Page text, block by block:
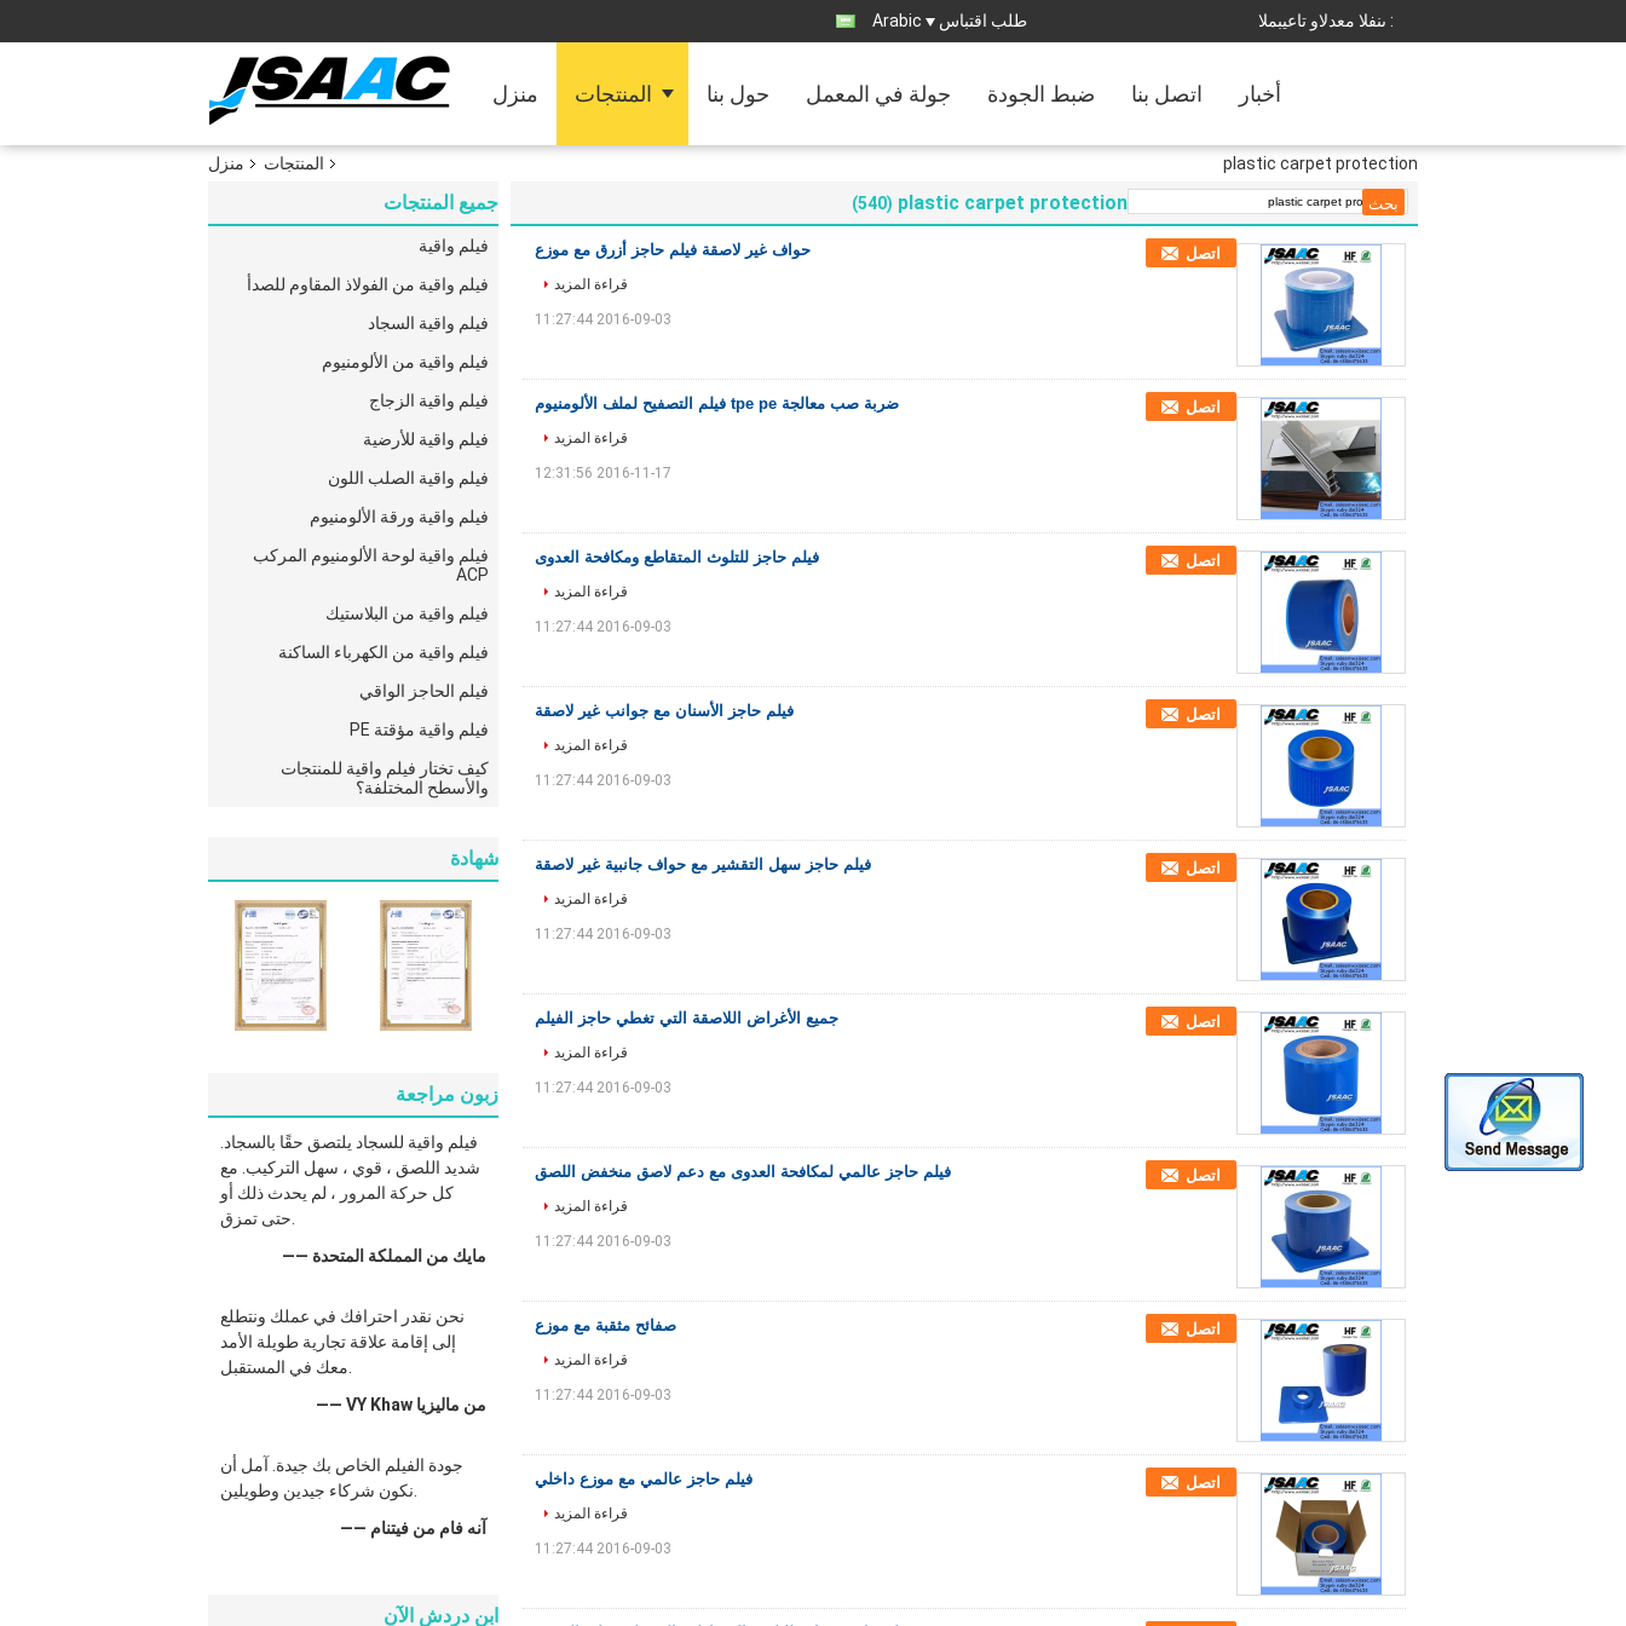
المبيعات والدعم الفنى : طلب اقتباس Arabic
منزل المنتجات حول بنا جولة في المعمل ضبط الجودة اتصل بنا أخبار
منزل المنتجات plastic carpet protection
جميع المنتجات
فيلم واقية
فيلم واقية من الفولاذ المقاوم للصدأ
فيلم واقية السجاد
فيلم واقية من الألومنيوم
فيلم واقية الزجاج
فيلم واقية للأرضية
فيلم واقية الصلب اللون
فيلم واقية ورقة الألومنيوم
فيلم واقية لوحة الألومنيوم المركب
ACP
فيلم واقية من البلاستيك
فيلم واقية من الكهرباء الساكنة
فيلم الحاجز الواقي
فيلم واقية مؤقتة PE
كيف تختار فيلم واقية للمنتجات
والأسطح المختلفة؟
شهادة
زبون مراجعة
فيلم واقية للسجاد يلتصق حقًا بالسجاد.
شديد اللصق ، قوي ، سهل التركيب. مع
كل حركة المرور ، لم يحدث ذلك أو
—— مايك من المملكة المتحدة
نحن نقدر احترافك في عملك ونتطلع
إلى إقامة علاقة تجارية طويلة الأمد
—— VY Khaw من ماليزيا
جودة الفيلم الخاص بك جيدة. آمل أن
—— آنه فام من فيتنام
ابن دردش الآن
plastic carpet protection
(540)
حواف غير لاصقة فيلم حاجز أزرق مع موزع اتصل
قراءة المزيد
2016-09-03 11:27:44
ضربة صب معالجة tpe pe فيلم التصفيح لملف الألومنيوم اتصل
قراءة المزيد
2016-11-17 12:31:56
فيلم حاجز للتلوث المتقاطع ومكافحة العدوى اتصل
قراءة المزيد
2016-09-03 11:27:44
فيلم حاجز الأسنان مع جوانب غير لاصقة اتصل
قراءة المزيد
2016-09-03 11:27:44
فيلم حاجز سهل التقشير مع حواف جانبية غير لاصقة اتصل
قراءة المزيد
2016-09-03 11:27:44
جميع الأغراض اللاصقة التي تغطي حاجز الفيلم اتصل
قراءة المزيد
2016-09-03 11:27:44
فيلم حاجز عالمي لمكافحة العدوى مع دعم لاصق منخفض اللصق اتصل
قراءة المزيد
2016-09-03 11:27:44
صفائح مثقبة مع موزع اتصل
قراءة المزيد
2016-09-03 11:27:44
فيلم حاجز عالمي مع موزع داخلي اتصل
قراءة المزيد
2016-09-03 11:27:44